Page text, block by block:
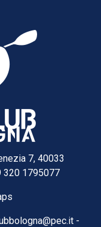
7, 40033
320 1795077
-